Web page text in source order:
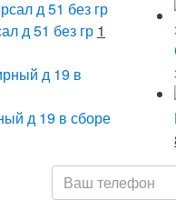
д 51 без гр 1
д 19 в сборе